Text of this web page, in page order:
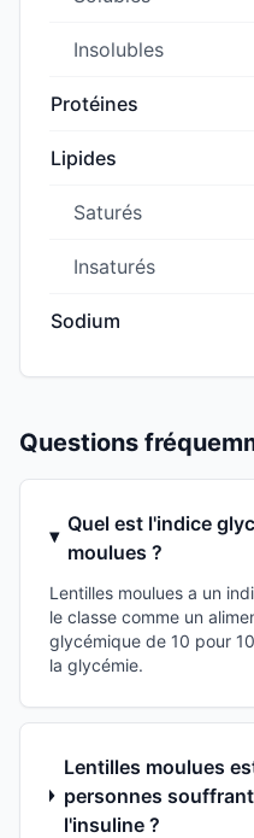
Insolubles
Protéines
Lipides
Saturés
Insaturés
Sodium
Questions
Quel est l'indice
moulues ?
Lentilles moulues a un
le classe comme un
glycémique de 10 pour
la glycémie.
Lentilles moulues
personnes
l'insuline ?